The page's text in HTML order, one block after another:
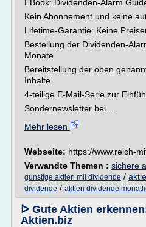
EBook: Dividenden-Alarm
Kein Abonnement und keine
Lifetime-Garantie: Keine
Bestellung der Dividenden-
Monate
Bereitstellung der oben
Inhalte
4-teilige E-Mail-Serie zur
Sondernewsletter bei...
Mehr lesen
Webseite: https://www.reich-
Verwandte Themen : sichere
gunstige aktien mit dividende /
dividende / aktien dividende
ᐅ Gute Aktien
Aktien.biz